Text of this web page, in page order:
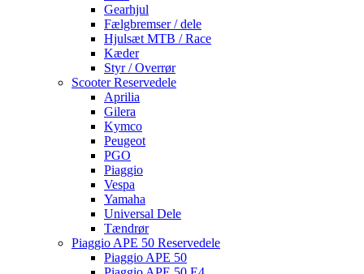
Gearhjul
Fælgbremser / dele
Hjulsæt MTB / Race
Kæder
Styr / Overrør
Scooter Reservedele
Aprilia
Gilera
Kymco
Peugeot
PGO
Piaggio
Vespa
Yamaha
Universal Dele
Tændrør
Piaggio APE 50 Reservedele
Piaggio APE 50